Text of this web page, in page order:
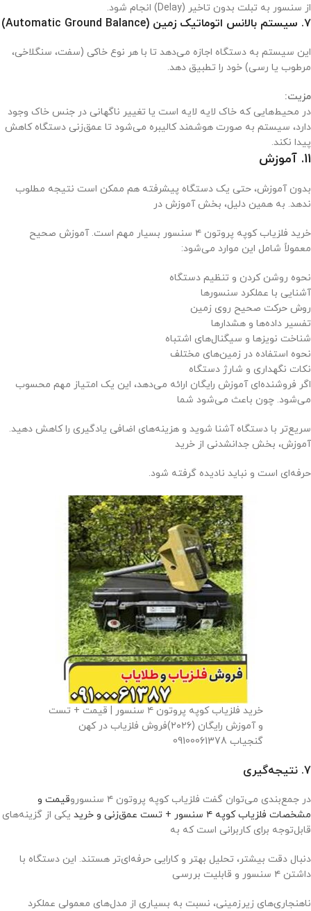
از سنسور به تبلت بدون تاخیر (Delay) انجام شود.
۷. سیستم بالانس اتوماتیک زمین (Automatic Ground Balance)
این سیستم به دستگاه اجازه می‌دهد تا با هر نوع خاکی (سفت، سنگلاخی،
مرطوب یا رسی) خود را تطبیق دهد.
مزیت:
در محیط‌هایی که خاک لایه لایه است یا تغییر ناگهانی در جنس خاک وجود
دارد، سیستم به صورت هوشمند کالیبره می‌شود تا عمق‌زنی دستگاه کاهش
پیدا نکند.
11. آموزش
بدون آموزش، حتی یک دستگاه پیشرفته هم ممکن است نتیجه مطلوب
ندهد. به همین دلیل، بخش آموزش در
خرید فلزیاب کوپه پروتون ۴ سنسور بسیار مهم است. آموزش صحیح
معمولاً شامل این موارد می‌شود:
نحوه روشن کردن و تنظیم دستگاه
آشنایی با عملکرد سنسورها
روش حرکت صحیح روی زمین
تفسیر داده‌ها و هشدارها
شناخت نویزها و سیگنال‌های اشتباه
نحوه استفاده در زمین‌های مختلف
نکات نگهداری و شارژ دستگاه
اگر فروشنده‌ای آموزش رایگان ارائه می‌دهد، این یک امتیاز مهم محسوب
می‌شود. چون باعث می‌شود شما
سریع‌تر با دستگاه آشنا شوید و هزینه‌های اضافی یادگیری را کاهش دهید.
آموزش، بخش جدانشدنی از خرید
حرفه‌ای است و نباید نادیده گرفته شود.
خرید فلزیاب کوپه پروتون ۴ سنسور | قیمت + تست
و آموزش رایگان (۲۰۲۶)فروش فلزیاب در کهن
گنجیاب 09100061378
7. نتیجه‌گیری
در جمع‌بندی می‌توان گفت فلزیاب کوپه پروتون ۴ سنسورو
قیمت و
مشخصات فلزیاب کوپه ۴ سنسور + تست عمق‌زنی و خرید
یکی از گزینه‌های
قابل‌توجه برای کاربرانی است که به
دنبال دقت بیشتر، تحلیل بهتر و کارایی حرفه‌ای‌تر هستند. این دستگاه با
داشتن ۴ سنسور و قابلیت بررسی
ناهنجاری‌های زیرزمینی، نسبت به بسیاری از مدل‌های معمولی عملکرد